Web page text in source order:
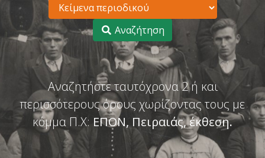
Αναζήτηση
Αναζητήστε ταυτόχρονα 2 ή και
περισσότερους όρους χωρίζοντας τους με
κόμμα Π.Χ: ΕΠΟΝ, Πειραιάς, έκθεση.